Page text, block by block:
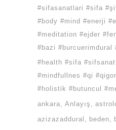
#sifasanatlari #sifa
#body #mind #enerji
#meditation #ejder
#bazi #burcuerimdural
#health #sifa
#mindfullnes #qi
#holistik #butuncul
ankara
Anlayış
azizazaddural
beden